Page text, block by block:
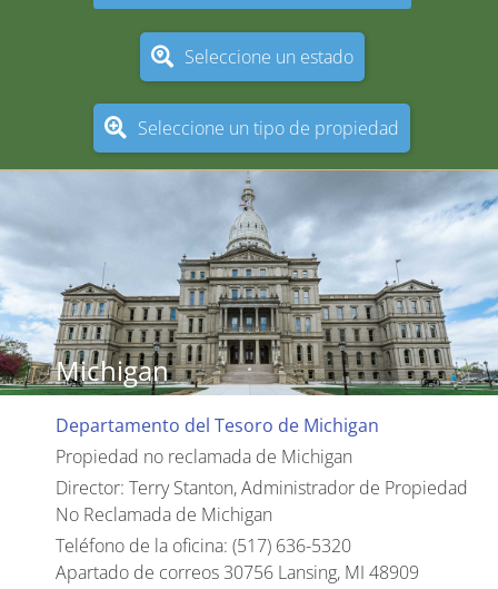
Seleccione un estado
Seleccione un tipo de propiedad
Michigan
Departamento del Tesoro de Michigan
Propiedad no reclamada de Michigan
Director: Terry Stanton, Administrador de Propiedad
No Reclamada de Michigan
Teléfono de la oficina: (517) 636-5320
Apartado de correos 30756 Lansing, MI 48909